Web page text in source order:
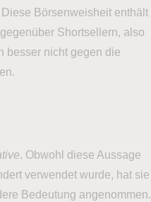
Börsenweisheit enthält
Shortsellern, also
besser nicht gegen die
. Obwohl diese Aussage
verwendet wurde, hat sie
Bedeutung angenommen.